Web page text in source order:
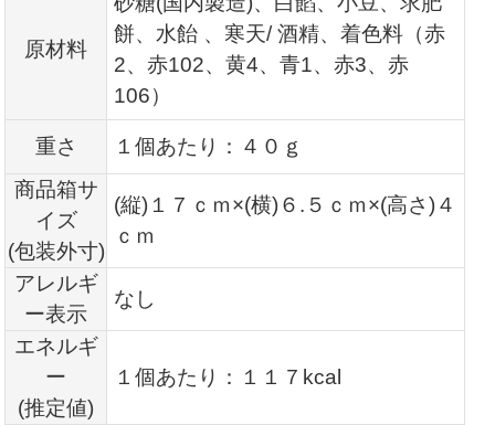
原材料
餅、水飴 、寒天/ 酒精、着色料（赤
2、赤102、黄4、青1、赤3、赤
106）
重さ
１個あたり：４０ｇ
商品箱サ
イズ
(包装外寸)
(縦)１７ｃｍ×(横)６. ５ｃｍ×(高さ)４
ｃｍ
アレルギ
ー表示
なし
エネルギ
ー
(推定値)
１個あたり：１１７kcal